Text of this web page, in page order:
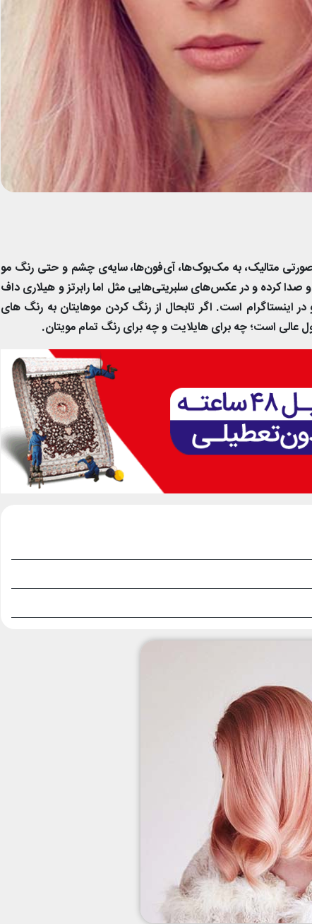
صورتی متالیک، به مک‌بوک‌ها، آی‌فون‌ها، سایه‌ی چشم و حتی رنگ مو
صدا کرده و در عکس‌های سلبریتی‌هایی مثل اما رابرتز و هیلاری داف
است. اگر تابحال از رنگ کردن موهایتان به رنگ های
عالی است؛ چه برای هایلایت و چه برای رنگ تمام مویتان.